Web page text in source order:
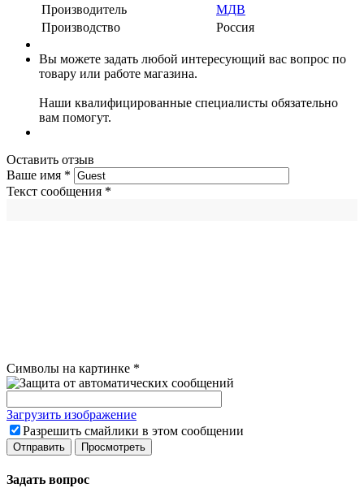
Производитель
МДВ
Производство
Россия
Вы можете задать любой интересующий вас вопрос по
товару или работе магазина.
Наши квалифицированные специалисты обязательно
вам помогут.
Оставить отзыв
Ваше имя *
Текст сообщения *
Символы на картинке *
Загрузить изображение
Разрешить смайлики в этом сообщении
Задать вопрос